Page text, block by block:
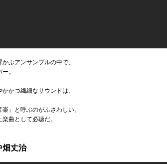
ぶアンサンブルの中で、
。
かつ繊細なサウンドは、
」と呼ぶのがふさわしい。
曲として必聴だ。
畑丈治